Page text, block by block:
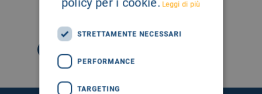
SEGUICI SU
Leggi di più
STRETTAMENTE NECESSARI
PERFORMANCE
TARGETING